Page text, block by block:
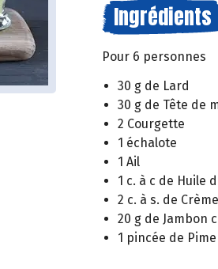
Ingrédients
Pour 6 personnes
30 g de Lard
30 g de Tête de
2 Courgette
1 échalote
1 Ail
1 c. à c de Huile
2 c. à s. de
20 g de Jambon
1 pincée de